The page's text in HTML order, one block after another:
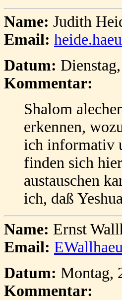
Name: Judith
Email:
Datum:
Kommentar:
Shalom
erkennen,
ich informativ
finden sich
austauschen
ich, daß
Name: Ernst
Email:
Datum: Montag,
Kommentar: